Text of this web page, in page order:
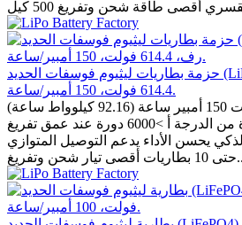
حزمة بطاريات ليثيوم فوسفات الحديد (LiFePO4) مثبتة على رف،
614.4 فولت، 150 أمبير/ساعة.
الطاقة المقدرة 614.4 فولت 150 أمبير ساعة (92.16 كيلوواط ساعة)
مصنوع من خلايا جديدة من الدرجة أ >6000 دورة عند عمق تفريغ
الذكي يحسن الأداء يدعم التوصيل المتوازي
وتفريغ...